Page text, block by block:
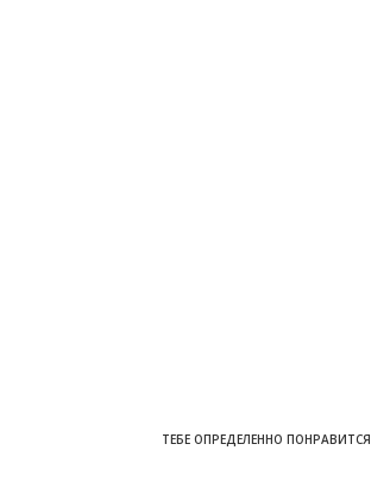
ТЕБЕ ОПРЕДЕЛЕННО ПОНРАВИТСЯ